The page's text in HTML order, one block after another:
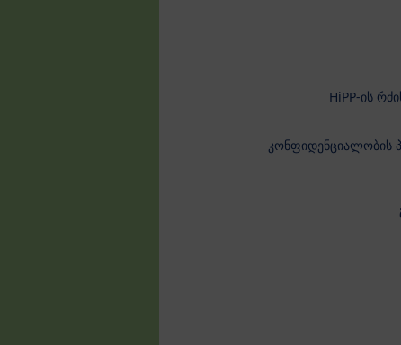
HiPP-ის
კონფიდენციალობის